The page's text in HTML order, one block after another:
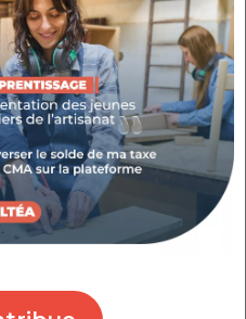
dans le Var, trois
et une entreprise
à présenter leurs
écologique.
cofondateur de
une micro-brasserie
expériences